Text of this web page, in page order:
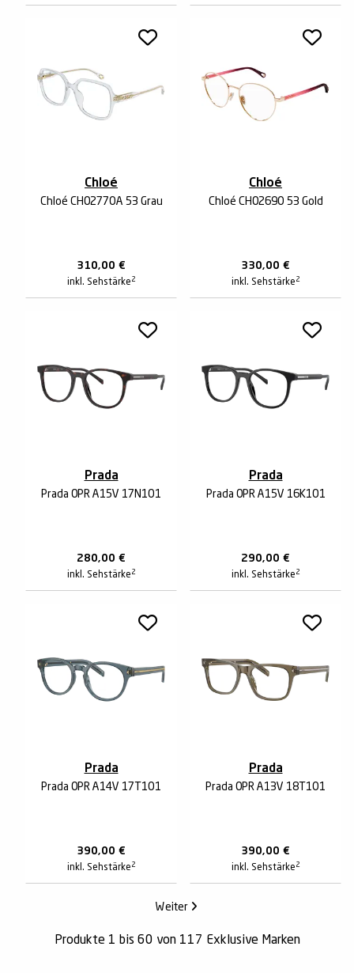
Chloé
Chloé CH0277OA 53 Grau
310,00 €
inkl. Sehstärke 2
Chloé
Chloé CH0269O 53 Gold
330,00 €
inkl. Sehstärke 2
Prada
Prada 0PR A15V 17N1O1
280,00 €
inkl. Sehstärke 2
Prada
Prada 0PR A15V 16K1O1
290,00 €
inkl. Sehstärke 2
Prada
Prada 0PR A14V 17T1O1
390,00 €
inkl. Sehstärke 2
Prada
Prada 0PR A13V 18T1O1
390,00 €
inkl. Sehstärke 2
Weiter
Produkte 1 bis 60 von 117 Exklusive Marken